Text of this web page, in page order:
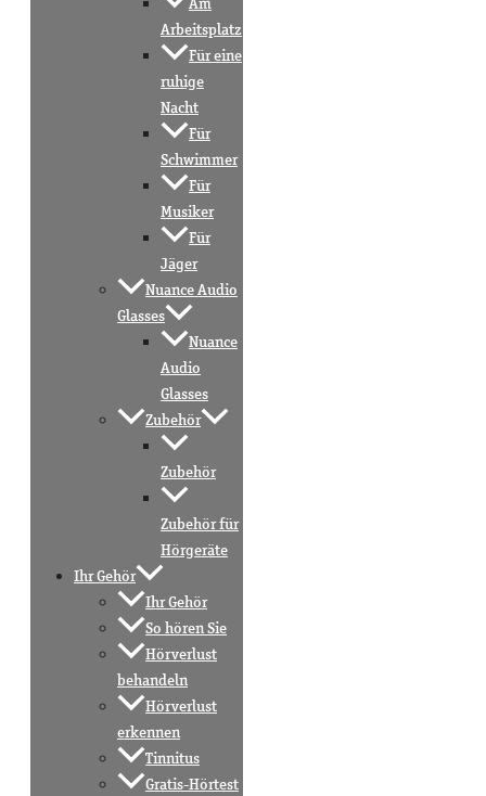
Arbeitsplatz
Für eine
ruhige
Nacht
Für
Schwimmer
Für
Musiker
Für
Jäger
Nuance Audio
Glasses
Nuance
Audio
Glasses
Zubehör
Zubehör
Zubehör für
Hörgeräte
Ihr Gehör
Ihr Gehör
So hören Sie
Hörverlust
behandeln
Hörverlust
erkennen
Tinnitus
Gratis-Hörtest